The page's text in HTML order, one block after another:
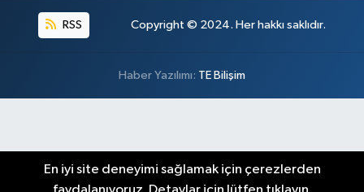
RSS Copyright © 2024. Her hakkı saklıdır.
Haber Yazılımı: TE Bilişim
En iyi site deneyimi sağlamak için çerezlerden